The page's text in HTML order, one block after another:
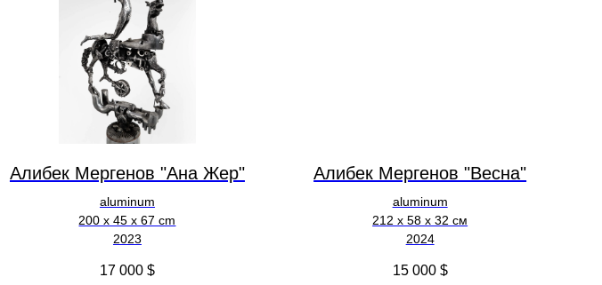
Алибек Мергенов "Ана Жер"
aluminum
200 х 45 х 67 cm
2023
17 000 $
Алибек Мергенов "Весна"
aluminum
212 х 58 х 32 см
2024
15 000 $